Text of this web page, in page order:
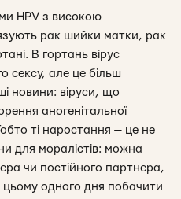
HPV з високою
рак шийки матки, рак
В гортань вірус
сексу, але це більш
новини: віруси, що
аногенітальної
ті наростання — це не
для моралістів: можна
чи постійного партнера,
одного дня побачити